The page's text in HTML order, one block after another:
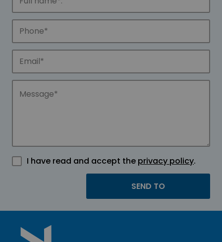
I have read and accept the privacy policy.